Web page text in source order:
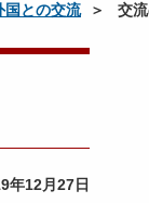
国との交流 交
年12月27日